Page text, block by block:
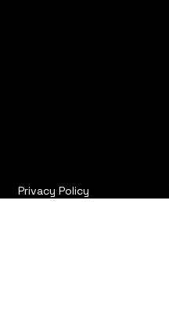
Privacy Policy